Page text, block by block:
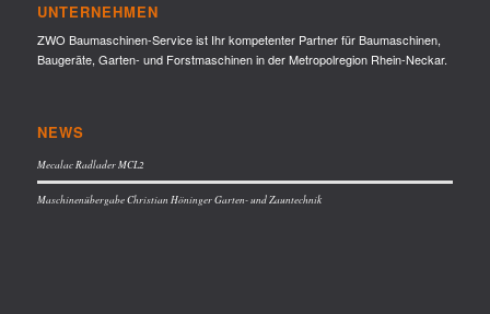
UNTERNEHMEN
ZWO Baumaschinen-Service ist Ihr kompetenter Partner für Baumaschinen,
Baugeräte, Garten- und Forstmaschinen in der Metropolregion Rhein-Neckar.
NEWS
Mecalac Radlader MCL2
Maschinenübergabe Christian Höninger Garten- und Zauntechnik